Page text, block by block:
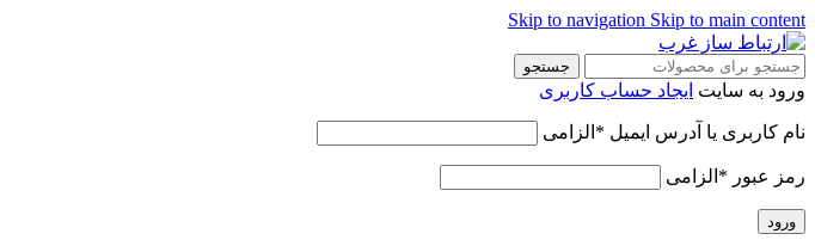
Skip to navigation Skip to main content
جستجو
ورود به سایت ایجاد حساب کاربری
نام کاربری یا آدرس ایمیل * الزامی
رمز عبور * الزامی
ورود